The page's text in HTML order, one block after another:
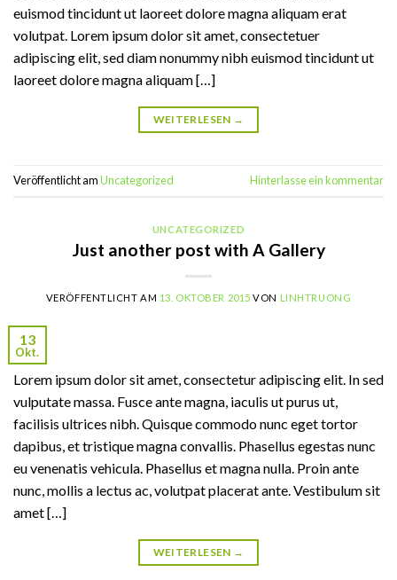
euismod tincidunt ut laoreet dolore magna aliquam erat
volutpat. Lorem ipsum dolor sit amet, consectetuer
adipiscing elit, sed diam nonummy nibh euismod tincidunt ut
laoreet dolore magna aliquam […]
WEITERLESEN →
Veröffentlicht amUncategorized Hinterlasse ein kommentar
UNCATEGORIZED
Just another post with A Gallery
VERÖFFENTLICHT AM 13. OKTOBER 2015 VON LINHTRUONG
13
Okt.
Lorem ipsum dolor sit amet, consectetur adipiscing elit. In sed
vulputate massa. Fusce ante magna, iaculis ut purus ut,
facilisis ultrices nibh. Quisque commodo nunc eget tortor
dapibus, et tristique magna convallis. Phasellus egestas nunc
eu venenatis vehicula. Phasellus et magna nulla. Proin ante
nunc, mollis a lectus ac, volutpat placerat ante. Vestibulum sit
amet […]
WEITERLESEN →